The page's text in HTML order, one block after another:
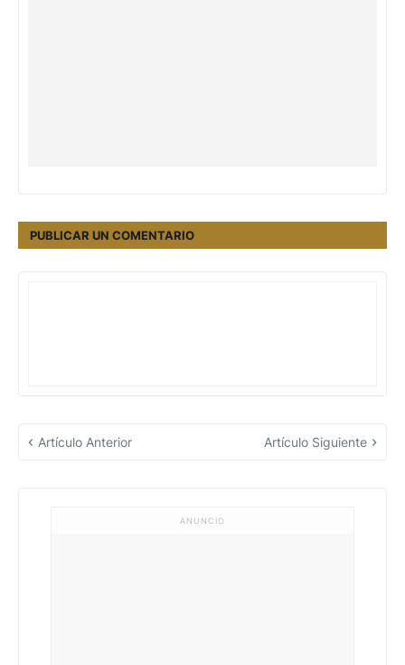
PUBLICAR UN COMENTARIO
Artículo Anterior Artículo Siguiente
ANUNCIO